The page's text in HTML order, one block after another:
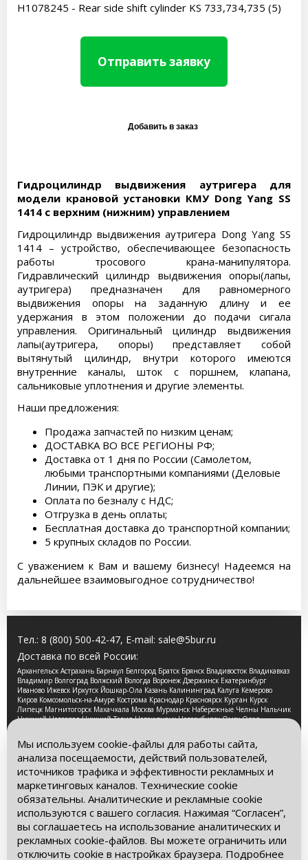
H1078245 - Rear side shift cylinder KS 733,734,735 (5)
Отправить заявку
Гидроцилиндр выдвижения аутригера для
модели крановой установки КМУ Dong Yang SS
1414 с верхним (нижним) управлением
Гидроцилиндр выдвижения аутригера Dong Yang SS
1414 – устройство, обеспечивающее безопасность
работы тросового крана-манипулятора.
Гидравлический цилиндр выдвижения опоры(лапы,
аутригера) предназначен для равномерного
выдвижения опоры на заданную длину и ее
удержания в этом положении до подачи сигала
управления. Оригинальный цилиндр выдвижения
лапы(аутригера, опоры) представляет собой
вытянутый цилиндр, внутри которого имеются
внутренние каналы, шток с поршнем, клапана,
сальниковые уплотнения и другие элементы.
Наши предложения:
Продажа запчастей по низким ценам;
ДОСТАВКА ВО ВСЕ РЕГИОНЫ РФ;
Доставка от 1 дня по России (Самолетом,
любыми транспортными компаниями (Деловые
Линии, ПЭК и другие);
Оплата по безналу с НДС;
Отгрузка в день оплаты;
Бесплатная доставка до транспортной компании;
5 крупных складов по России.
С уважением к Вам и вашему бизнесу! Надеемся на
дальнейшее взаимовыгодное сотрудничество!
Тел.: 8 (800) 500-42-47, E-mail: sale@5bur.ru
Доставка по всей России:
Архангельск Астрахань Барнаул Белгород Братск Брянск Владивосток Владикавказ
Владимир Волгоград Волжский Вологда Воронеж Дзержинск Екатеринбург
Иваново Ижевск Иркутск Йошкар-Ола Казань Калининград Калуга Кемерово
Киров Комсомольск-на-Амуре Кострома Краснодар Красноярск Курган Курск
Липецк Магнитогорск Махачкала Москва Мурманск Набережные Челны Нальчик
Нижний Новгород Нижний Тагил Новокузнецк Новосибирск Омск Орел
Санкт-Петербург Саранск Саратов Смоленск Сочи Ставрополь Стерлитамак
Сургут Таганрог Тамбов Тверь Томск Тула Тюмень Улан-Удэ Ульяновск Уфа
Хабаровск Чебоксары Челябинск Череповец Чита Ярославль
2026 © Компания «Буровые Машины». Все права
защищены. Обращаем Ваше внимание на то, что данный
интернет-сайт носит исключительно информационный
характер и ни при каких условиях информационные
материалы и цены, размещенные на сайте, не является
публичной офертой, определяемой положениями Статьи
437 Гражданского кодекса РФ.
Мы используем cookie-файлы для работы сайта,
анализа посещаемости, действий пользователей,
источников трафика и эффективности рекламных и
маркетинговых каналов. Технические cookie
обязательны. Аналитические и рекламные cookie
используются с вашего согласия. Нажимая “Согласен”,
вы соглашаетесь на использование аналитических и
рекламных cookie-файлов. Вы можете ограничить или
отключить cookie в настройках браузера. Подробнее